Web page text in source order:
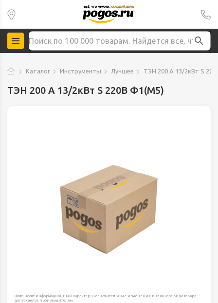
Каталог Инструменты Лучшее ТЭН 200 А 13/2кВт S
ТЭН 200 А 13/2кВт S 220В Ф1(М5)
Фото носят информационный характер, незначительные изменения внешнего вида товара
допускаются производителем.